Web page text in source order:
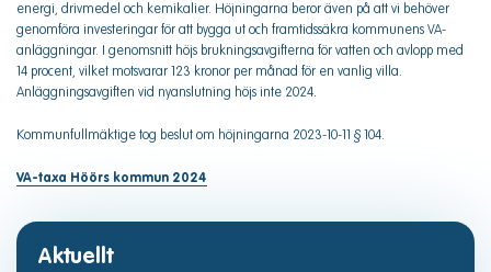
energi, drivmedel och kemikalier. Höjningarna beror även på att vi behöver
genomföra investeringar för att bygga ut och framtidssäkra kommunens VA-
anläggningar. I genomsnitt höjs brukningsavgifterna för vatten och avlopp med
14 procent, vilket motsvarar 123 kronor per månad för en vanlig villa.
Anläggningsavgiften vid nyanslutning höjs inte 2024.
Kommunfullmäktige tog beslut om höjningarna 2023-10-11 § 104.
VA-taxa Höörs kommun 2024
Aktuellt